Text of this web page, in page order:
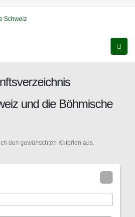
und die Böhmische
den gewünschten Kriterien aus.